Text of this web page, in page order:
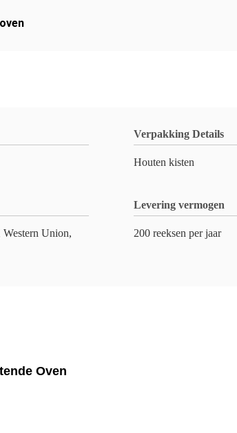
Verpakking Details
Houten kisten
Union,
Levering vermogen
200 reeksen per jaar
Oven